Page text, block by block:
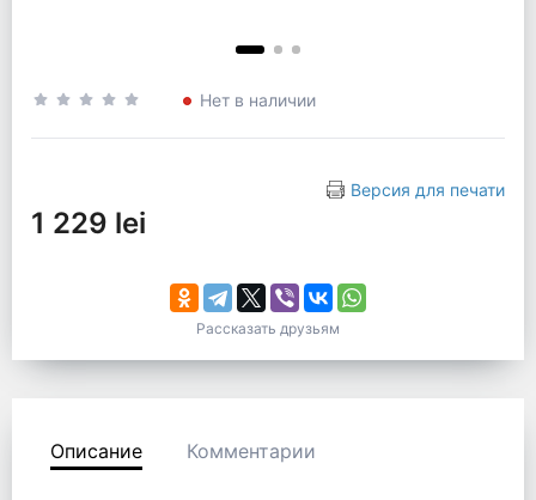
Нет в наличии
Версия для печати
1 229 lei
Рассказать друзьям
Описание Комментарии